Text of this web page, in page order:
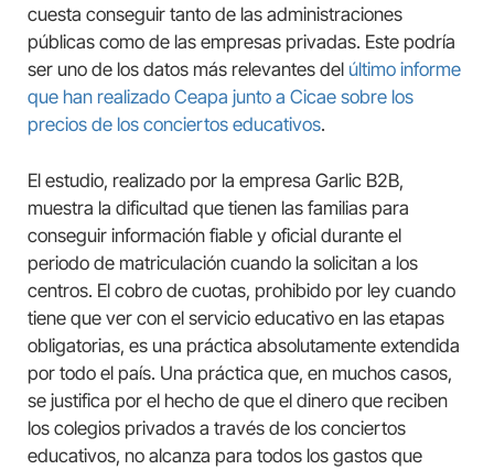
cuesta conseguir tanto de las administraciones
públicas como de las empresas privadas. Este podría
ser uno de los datos más relevantes del último informe
que han realizado Ceapa junto a Cicae sobre los
precios de los conciertos educativos.
El estudio, realizado por la empresa Garlic B2B,
muestra la dificultad que tienen las familias para
conseguir información fiable y oficial durante el
periodo de matriculación cuando la solicitan a los
centros. El cobro de cuotas, prohibido por ley cuando
tiene que ver con el servicio educativo en las etapas
obligatorias, es una práctica absolutamente extendida
por todo el país. Una práctica que, en muchos casos,
se justifica por el hecho de que el dinero que reciben
los colegios privados a través de los conciertos
educativos, no alcanza para todos los gastos que